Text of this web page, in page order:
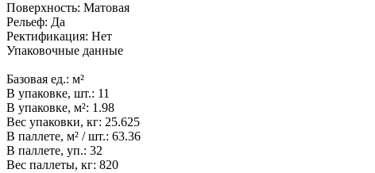
Поверхность: Матовая
Рельеф: Да
Ректификация: Нет
Упаковочные данные
Базовая ед.: м²
В упаковке, шт.: 11
В упаковке, м²: 1.98
Вес упаковки, кг: 25.625
В паллете, м² / шт.: 63.36
В паллете, уп.: 32
Вес паллеты, кг: 820